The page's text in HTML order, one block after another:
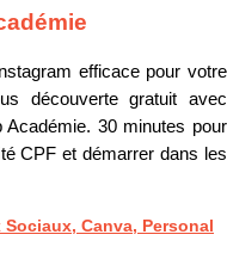
efficace pour votre
découverte gratuit avec
30 minutes pour
CPF et démarrer dans les
Canva, Personal